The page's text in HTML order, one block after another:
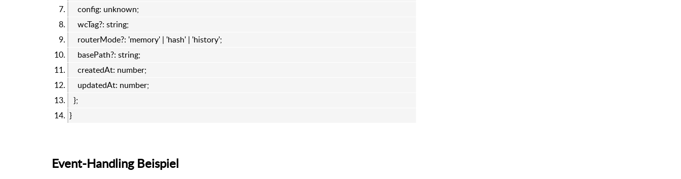
config: unknown;
wcTag?: string;
routerMode?: 'memory' | 'hash' | 'history';
basePath?: string;
createdAt: number;
updatedAt: number;
};
}
Event-Handling Beispiel